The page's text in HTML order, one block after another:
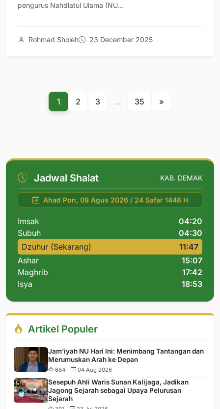
pengurus Nahdlatul Ulama (NU...
Rohmad Sholeh 23 December 2025
1 2 3 ... 35 »
Jadwal Shalat KAB. DEMAK
Ahad Pon, 09 Agus 2026 / 24 Safar 1448 H
Imsak
04:20
Subuh
04:30
Dzuhur (Sekarang)
11:47
Ashar
15:07
Maghrib
17:42
Isya
18:53
Artikel Populer
Jam’iyah NU Hari Ini: Menimbang Tantangan dan
Merumuskan Arah ke Depan
684 04 Aug 2026
Sesepuh Ahli Waris Sunan Kalijaga, Jadikan
Jagong Sejarah sebagai Upaya Pelurusan
Sejarah